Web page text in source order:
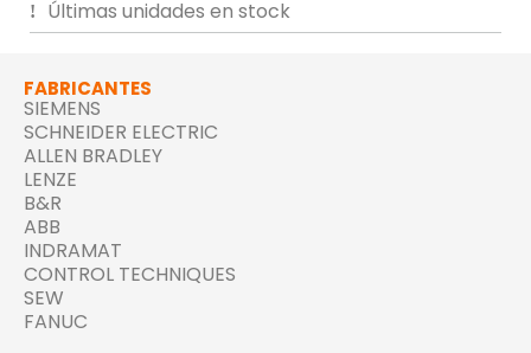
Últimas unidades en stock
FABRICANTES
SIEMENS
SCHNEIDER ELECTRIC
ALLEN BRADLEY
LENZE
B&R
ABB
INDRAMAT
CONTROL TECHNIQUES
SEW
FANUC